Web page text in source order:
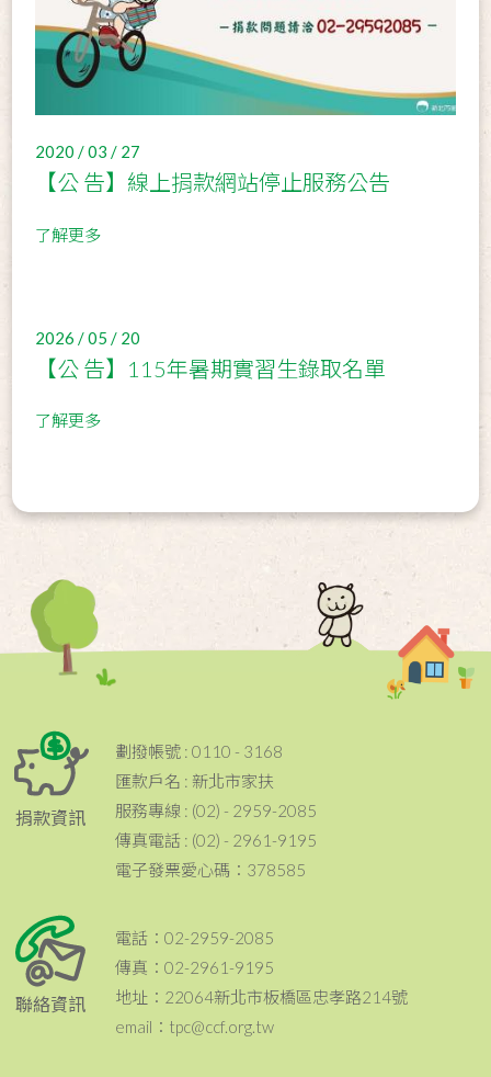
2020 / 03 / 27
【公 告】線上捐款網站停止服務公告
了解更多
2026 / 05 / 20
【公 告】115年暑期實習生錄取名單
了解更多
捐款資訊
劃撥帳號 : 0110 - 3168
匯款戶名 : 新北市家扶
服務專線 : (02) - 2959-2085
傳真電話 : (02) - 2961-9195
電子發票愛心碼：378585
聯絡資訊
電話：02-2959-2085
傳真：02-2961-9195
地址：22064新北市板橋區忠孝路214號
email：tpc@ccf.org.tw